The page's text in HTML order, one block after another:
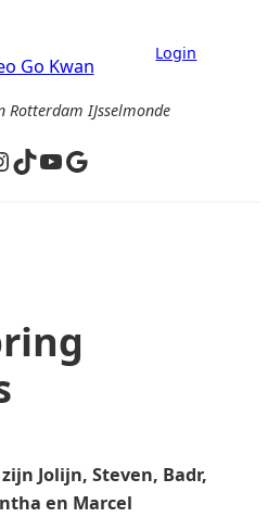
Login
Rotterdam IJsselmonde
TikTok
YouTube
Google
Jolijn, Steven, Badr,
en Marcel